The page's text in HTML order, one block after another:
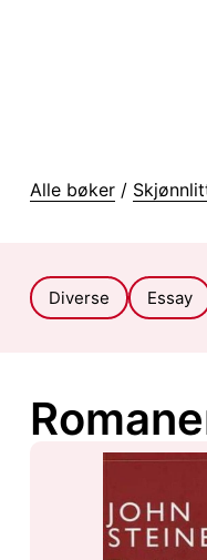
Alle bøker /
Diverse Essay